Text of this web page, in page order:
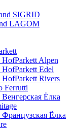
SIGRID
LAGOM
Alpen
Edel
Rivers
Ferrutti
Ёлка
Ёлка